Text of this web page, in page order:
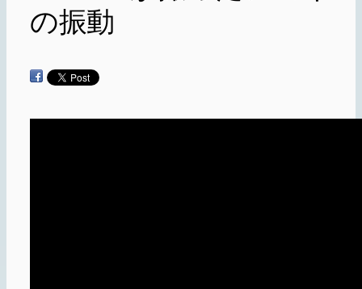
の振動